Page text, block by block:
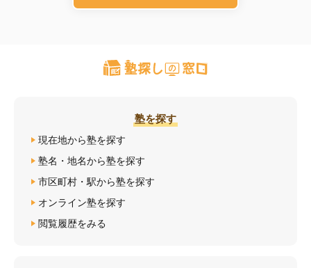
塾を探す
現在地から塾を探す
塾名・地名から塾を探す
市区町村・駅から塾を探す
オンライン塾を探す
閲覧履歴をみる